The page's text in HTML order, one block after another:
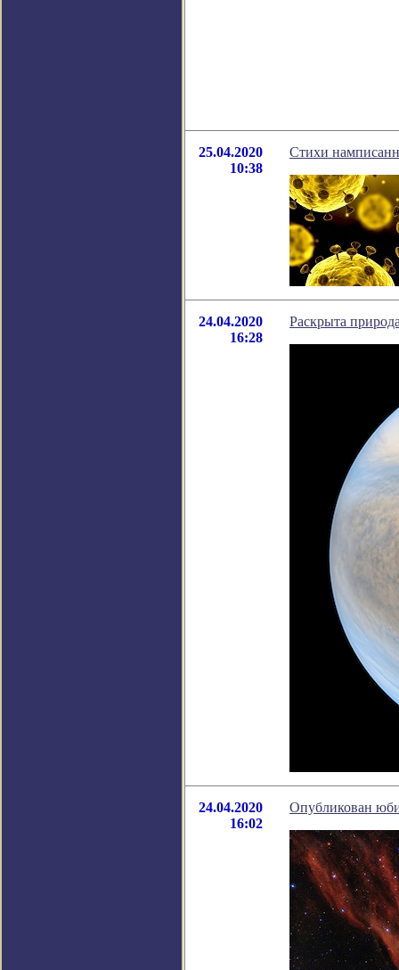
25.04.2020
10:38
Стихи
24.04.2020
16:28
Раскрыта
24.04.2020
16:02
Опубликован